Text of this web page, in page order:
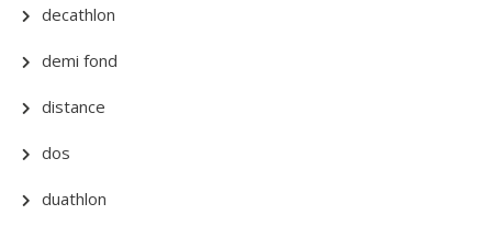
decathlon
demi fond
distance
dos
duathlon